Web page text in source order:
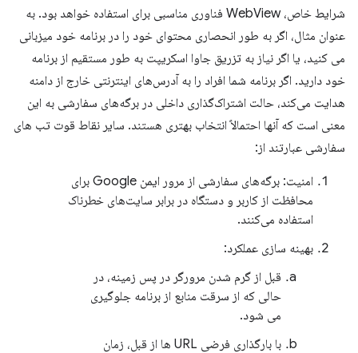
شرایط خاص، WebView فناوری مناسبی برای استفاده خواهد بود. به
عنوان مثال، اگر به طور انحصاری محتوای خود را در برنامه خود میزبانی
می کنید، یا اگر نیاز به تزریق جاوا اسکریپت به طور مستقیم از برنامه
خود دارید. اگر برنامه شما افراد را به آدرس‌های اینترنتی خارج از دامنه
هدایت می‌کند، حالت اشتراک‌گذاری داخلی در برگه‌های سفارشی به این
معنی است که آنها احتمالاً انتخاب بهتری هستند. سایر نقاط قوت تب های
سفارشی عبارتند از:
امنیت: برگه‌های سفارشی از مرور ایمن Google برای
محافظت از کاربر و دستگاه در برابر سایت‌های خطرناک
استفاده می‌کنند.
بهینه سازی عملکرد:
قبل از گرم شدن مرورگر در پس زمینه، در
حالی که از سرقت منابع از برنامه جلوگیری
می شود.
با بارگذاری فرضی URL ها از قبل، زمان